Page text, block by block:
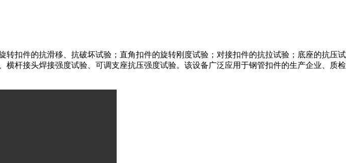
转扣件的抗滑移、抗破坏试验；直角扣件的旋转刚度试验；对接扣件的抗拉试验；底座的抗压试
杆接头焊接强度试验、可调支座抗压强度试验。该设备广泛应用于钢管扣件的生产企业、质检